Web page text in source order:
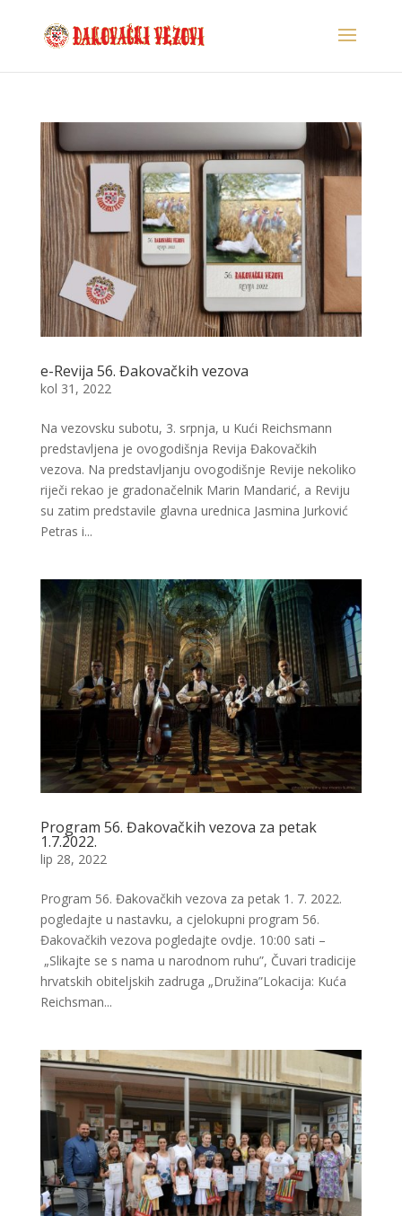
e-Revija 56. Đakovačkih vezova
kol 31, 2022
Na vezovsku subotu, 3. srpnja, u Kući Reichsmann
predstavljena je ovogodišnja Revija Đakovačkih
vezova. Na predstavljanju ovogodišnje Revije nekoliko
riječi rekao je gradonačelnik Marin Mandarić, a Reviju
su zatim predstavile glavna urednica Jasmina Jurković
Petras i...
Program 56. Đakovačkih vezova za petak
1.7.2022.
lip 28, 2022
Program 56. Đakovačkih vezova za petak 1. 7. 2022.
pogledajte u nastavku, a cjelokupni program 56.
Đakovačkih vezova pogledajte ovdje. 10:00 sati –
„Slikajte se s nama u narodnom ruhu”, Čuvari tradicije
hrvatskih obiteljskih zadruga „Družina”Lokacija: Kuća
Reichsman...